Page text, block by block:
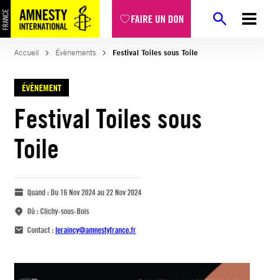
FAIRE UN DON
Accueil Évènements Festival Toiles sous Toile
ÉVÈNEMENT
Festival Toiles sous
Toile
Quand :Du 16 Nov 2024 au 22 Nov 2024
Où :Clichy-sous-Bois
Contact :leraincy@amnestyfrance.fr